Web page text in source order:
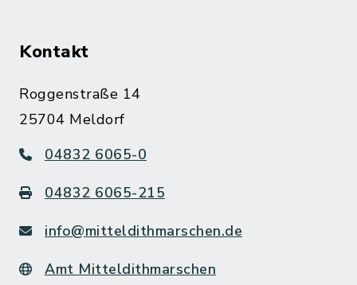
Kontakt
Roggenstraße 14
25704 Meldorf
04832 6065-0
04832 6065-215
info@mitteldithmarschen.de
Amt Mitteldithmarschen